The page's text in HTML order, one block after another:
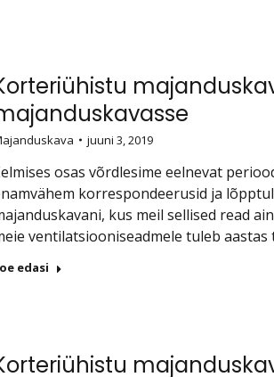
juuni 3, 2019
osas võrdlesime eelnevat
korrespondeerusid ja
kus meil sellised read
ventilatsiooniseadmele tuleb
edasi